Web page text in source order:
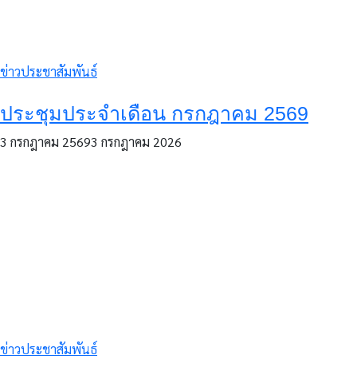
ข่าวประชาสัมพันธ์
ประชุมประจำเดือน กรกฎาคม 2569
3 กรกฎาคม 25693 กรกฎาคม 2026
ข่าวประชาสัมพันธ์